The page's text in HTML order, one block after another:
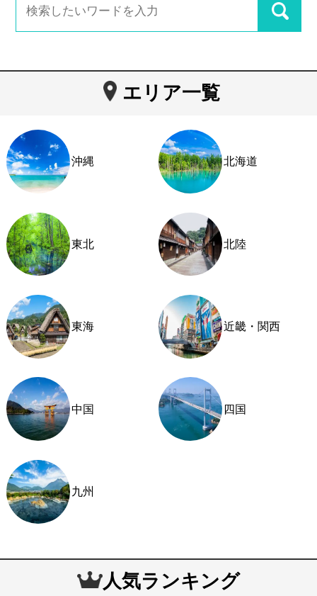
エリア一覧
沖縄 北海道
東北 北陸
東海 近畿・関西
中国 四国
九州
人気ランキング